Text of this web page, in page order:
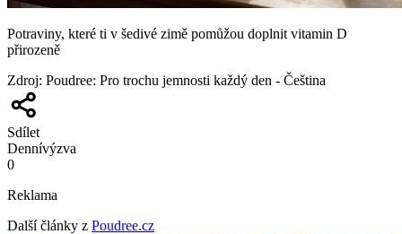
Potraviny, které ti v šedivé zimě pomůžou doplnit vitamin D
přirozeně
Zdroj: Poudree: Pro trochu jemnosti každý den - Čeština
Sdílet
Dennívýzva
0
Reklama
Další články z Poudree.cz